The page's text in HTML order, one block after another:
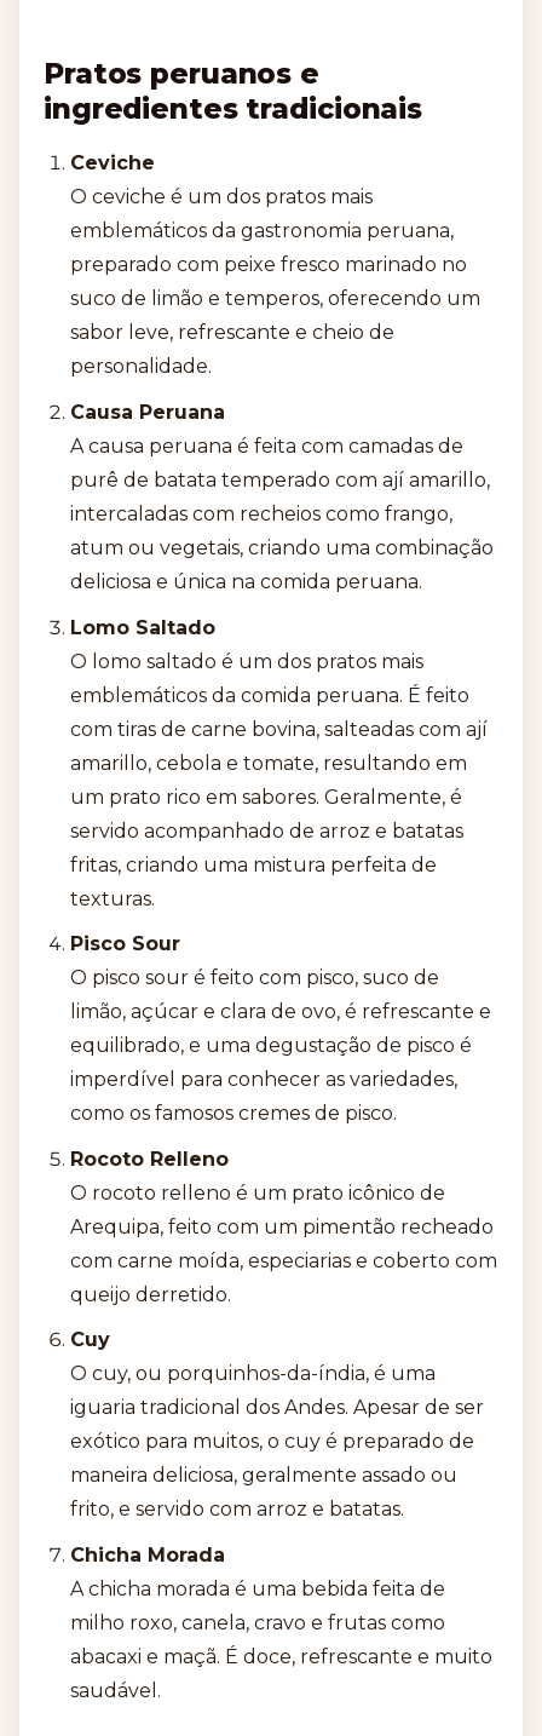
Pratos peruanos e
ingredientes tradicionais
Ceviche
O ceviche é um dos pratos mais
emblemáticos da gastronomia peruana,
preparado com peixe fresco marinado no
suco de limão e temperos, oferecendo um
sabor leve, refrescante e cheio de
personalidade.
Causa Peruana
A causa peruana é feita com camadas de
purê de batata temperado com ají amarillo,
intercaladas com recheios como frango,
atum ou vegetais, criando uma combinação
deliciosa e única na comida peruana.
Lomo Saltado
O lomo saltado é um dos pratos mais
emblemáticos da comida peruana. É feito
com tiras de carne bovina, salteadas com ají
amarillo, cebola e tomate, resultando em
um prato rico em sabores. Geralmente, é
servido acompanhado de arroz e batatas
fritas, criando uma mistura perfeita de
texturas.
Pisco Sour
O pisco sour é feito com pisco, suco de
limão, açúcar e clara de ovo, é refrescante e
equilibrado, e uma degustação de pisco é
imperdível para conhecer as variedades,
como os famosos cremes de pisco.
Rocoto Relleno
O rocoto relleno é um prato icônico de
Arequipa, feito com um pimentão recheado
com carne moída, especiarias e coberto com
queijo derretido.
Cuy
O cuy, ou porquinhos-da-índia, é uma
iguaria tradicional dos Andes. Apesar de ser
exótico para muitos, o cuy é preparado de
maneira deliciosa, geralmente assado ou
frito, e servido com arroz e batatas.
Chicha Morada
A chicha morada é uma bebida feita de
milho roxo, canela, cravo e frutas como
abacaxi e maçã. É doce, refrescante e muito
saudável.